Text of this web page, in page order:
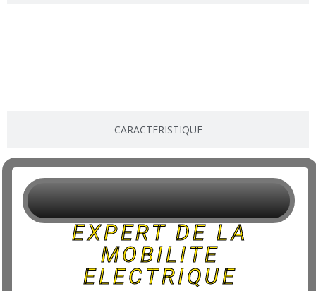
CARACTERISTIQUE
EXPERT DE LA
MOBILITE
ELECTRIQUE